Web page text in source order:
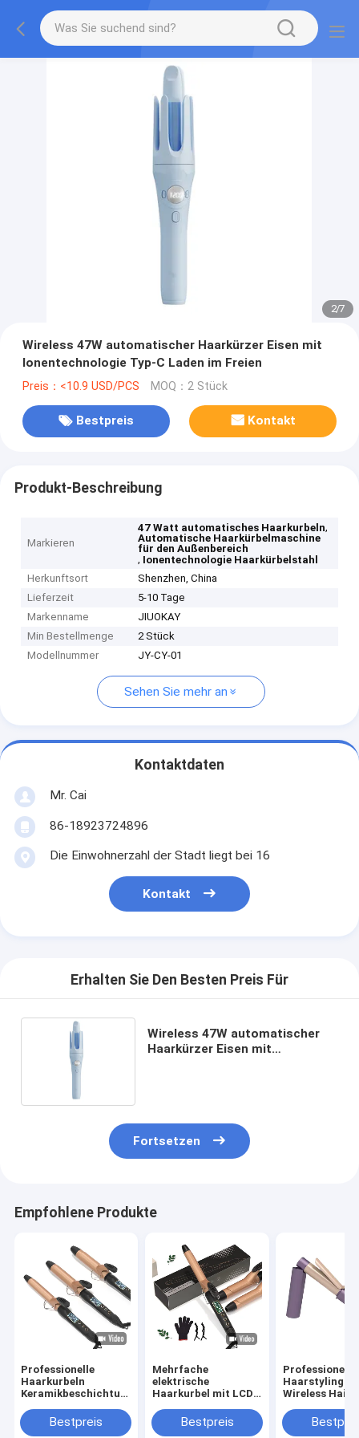
2/7
Wireless 47W automatischer Haarkürzer Eisen mit
Ionentechnologie Typ-C Laden im Freien
Preis：<10.9 USD/PCS MOQ：2 Stück
Bestpreis Kontakt
Produkt-Beschreibung
Markieren
47 Watt automatisches Haarkurbeln,
Automatische Haarkürbelmaschine
für den Außenbereich
, Ionentechnologie Haarkürbelstahl
Herkunftsort
Shenzhen, China
Lieferzeit
5-10 Tage
Markenname
JIUOKAY
Min Bestellmenge
2 Stück
Modellnummer
JY-CY-01
Sehen Sie mehr an
Kontaktdaten
Mr. Cai
86-18923724896
Die Einwohnerzahl der Stadt liegt bei 16
Kontakt
Erhalten Sie Den Besten Preis Für
Wireless 47W automatischer
Haarkürzer Eisen mit
Fortsetzen
Empfohlene Produkte
Professionelle
Haarkurbeln
Keramikbeschichtung
Heizung Portable
25mm 32mm 38mm
Bestpreis
Mehrfache
elektrische
Haarkurbel mit LCD-
drehbarem Kabel DC-
Motor
Bestpreis
Haarstyling-
Wireless Hair